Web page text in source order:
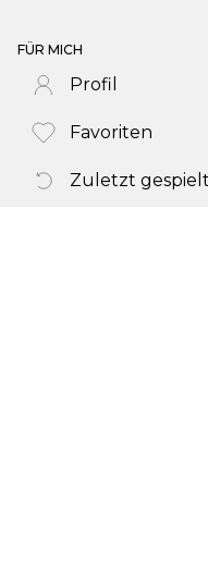
FÜR MICH
Profil
Favoriten
Zuletzt gespielt